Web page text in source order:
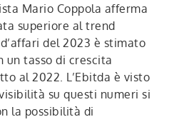
Mario Coppola afferma
superiore al trend
del 2023 è stimato
un tasso di crescita
al 2022. L’Ebitda è visto
su questi numeri si
la possibilità di